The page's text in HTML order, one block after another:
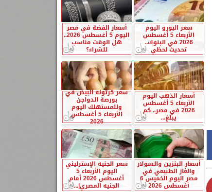
سعر اليورو اليوم
الأربعاء 5 أغسطس
2026 في البنوك..
تحديث لحظي
أسعار الفضة في مصر
اليوم 5 أغسطس 2026..
هل الوقت مناسب
للشراء؟
أسعار الذهب اليوم
الأربعاء 5 أغسطس
2026 في مصر.. كم
يبلغ...
سعر كرتونة البيض في
بورصة الدواجن
وللمستهلك اليوم
الأربعاء 5 أغسطس
2026
أسعار البنزين والسولار
والغاز الطبيعي في
مصر اليوم الخميس 6
أغسطس 2026
سعر الجنيه الإسترليني
اليوم الأربعاء 5
أغسطس 2026 أمام
الجنيه المصري|...